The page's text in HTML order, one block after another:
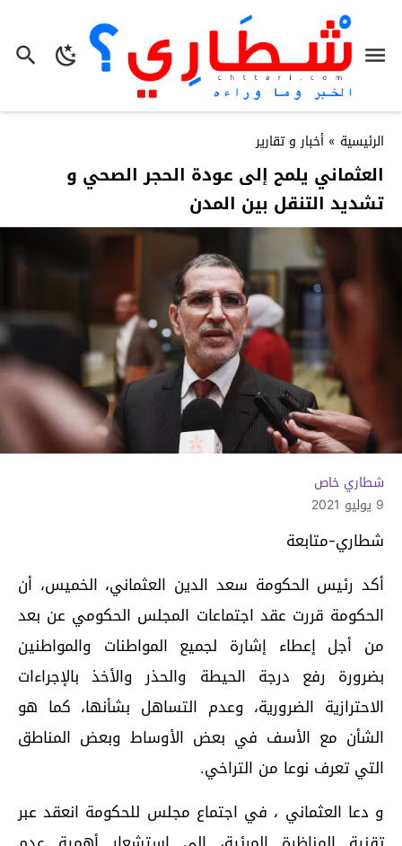
الرئيسية » أخبار و تقارير
العثماني يلمح إلى عودة الحجر الصحي و
تشديد التنقل بين المدن
شطاري خاص
9 يوليو 2021
شطاري-متابعة
أكد رئيس الحكومة سعد الدين العثماني، الخميس، أن
الحكومة قررت عقد اجتماعات المجلس الحكومي عن بعد
من أجل إعطاء إشارة لجميع المواطنات والمواطنين
بضرورة رفع درجة الحيطة والحذر والأخذ بالإجراءات
الاحترازية الضرورية، وعدم التساهل بشأنها، كما هو
الشأن مع الأسف في بعض الأوساط وبعض المناطق
التي تعرف نوعا من التراخي.
و دعا العثماني ، في اجتماع مجلس للحكومة انعقد عبر